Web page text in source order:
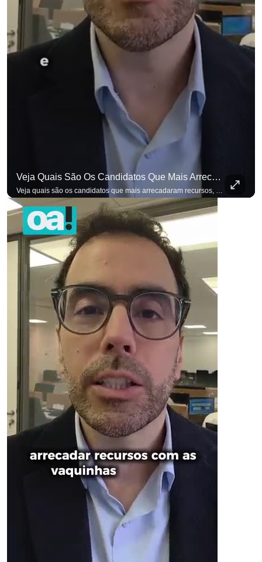
Veja Quais São Os Candidatos Que Mais Arrecadaram Recursos, Até Agora, Por Meio De Vaquinhas Eleito
Veja quais são os candidatos que mais arrecadaram recursos, até agora, por meio de vaquinhas eleitorais. #OAntagonista Se você busca informação com credibilidade, inscreva-se agora e ative o